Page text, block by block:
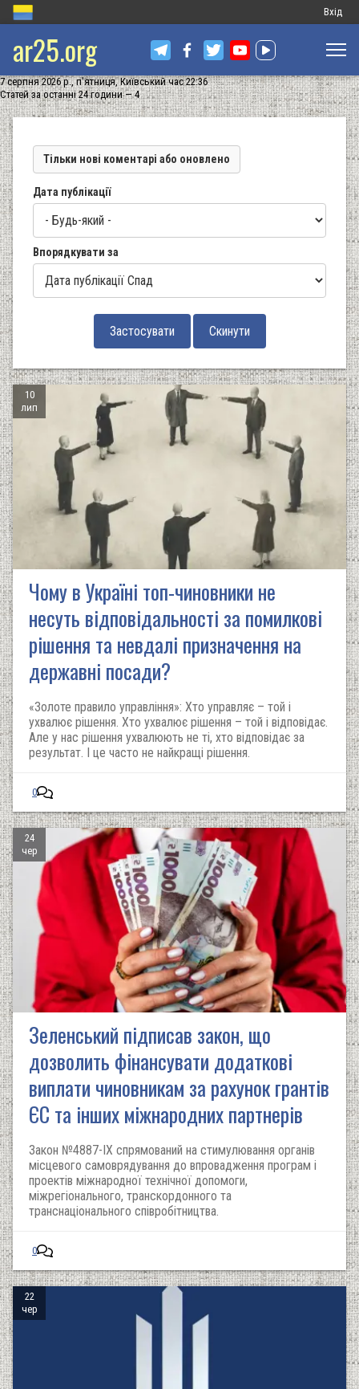
Меню
запису
Вхід
ar25.org
7 серпня 2026 р., п'ятниця, Київський час 22:36
Статей за останні 24 години — 4
Тільки нові коментарі або оновлено
Дата публікації
Впорядкувати за
10
лип
Чому в Україні топ-чиновники не
несуть відповідальності за помилкові
рішення та невдалі призначення на
державні посади?
«Золоте правило управління»: Хто управляє – той і
ухвалює рішення. Хто ухвалює рішення – той і відповідає.
Але у нас рішення ухвалюють не ті, хто відповідає за
результат. І це часто не найкращі рішення.
0
24
чер
Зеленський підписав закон, що
дозволить фінансувати додаткові
виплати чиновникам за рахунок грантів
ЄС та інших міжнародних партнерів
Закон №4887-IX спрямований на стимулювання органів
місцевого самоврядування до впровадження програм і
проектів міжнародної технічної допомоги,
міжрегіонального, транскордонного та
транснаціонального співробітництва.
0
22
чер